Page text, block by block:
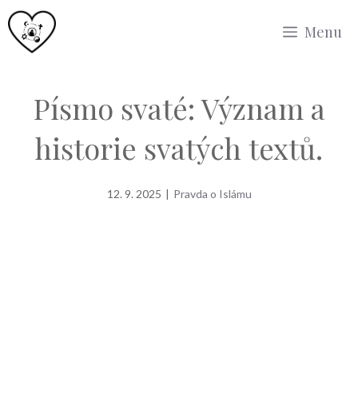
Přeskočit
na
Menu
Písmo svaté: Význam a
historie svatých textů.
12. 9. 2025 | Pravda o Islámu